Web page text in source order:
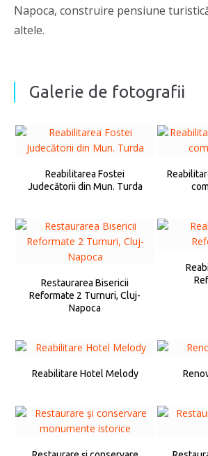
Napoca, construire pensiune
altele.
Galerie de fotografii
Reabilitarea Fostei
Judecătorii din Mun. Turda
Restaurarea Bisericii
Reformate 2 Turnuri, Cluj-
Napoca
Reabilitare Hotel Melody